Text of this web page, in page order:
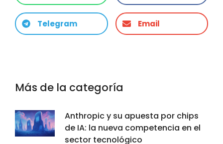
Telegram Email
Más de la categoría
Anthropic y su apuesta por chips
de IA: la nueva competencia en el
sector tecnológico